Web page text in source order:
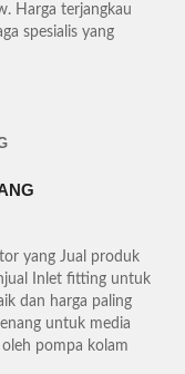
Harga terjangkau
spesialis yang
yang Jual produk
Inlet fitting untuk
dan harga paling
untuk media
pompa kolam